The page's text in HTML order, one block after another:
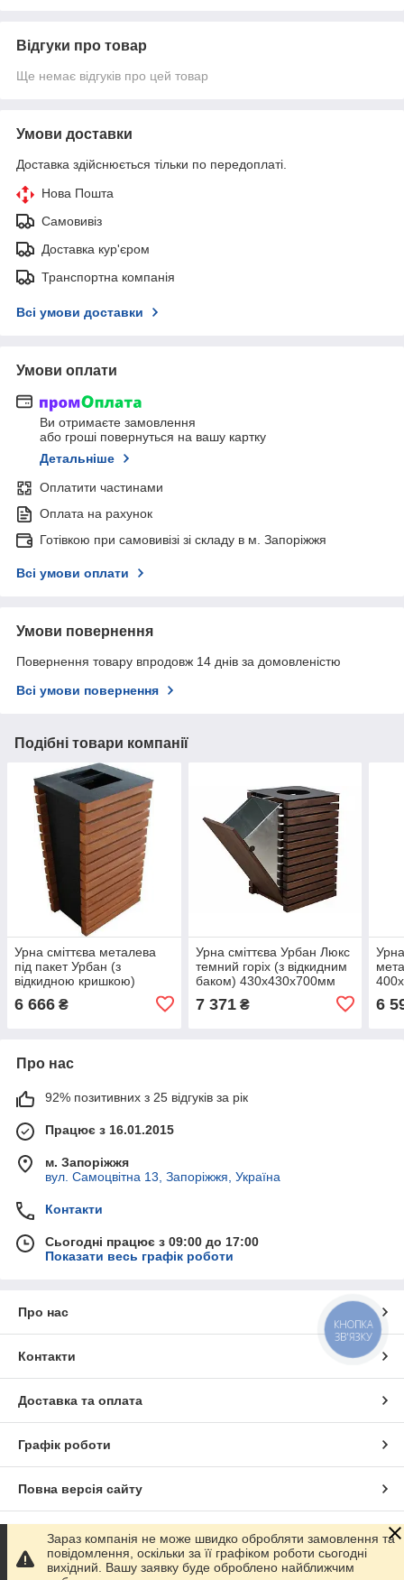
Відгуки про товар
Ще немає відгуків про цей товар
Умови доставки
Доставка здійснюється тільки по передоплаті.
Нова Пошта
Самовивіз
Доставка кур'єром
Транспортна компанія
Всі умови доставки
Умови оплати
Ви отримаєте замовлення
або гроші повернуться на вашу картку
Детальніше
Оплатити частинами
Оплата на рахунок
Готівкою при самовивізі зі складу в м. Запоріжжя
Всі умови оплати
Умови повернення
Повернення товару впродовж 14 днів за домовленістю
Всі умови повернення
Подібні товари компанії
Урна сміттєва металева
під пакет Урбан (з
відкидною кришкою)
420х430х812мм Kompred
OL509/1
6 666 ₴
Урна сміттєва Урбан Люкс
темний горіх (з відкидним
баком) 430х430х700мм
7 371₴ 6
Про нас
92% позитивних з 25 відгуків за рік
Працює з 16.01.2015
м. Запоріжжя
вул. Самоцвітна 13, Запоріжжя, Україна
Контакти
Сьогодні працює з 09:00 до 17:00
Показати весь графік роботи
Про нас
Контакти
Доставка та оплата
Графік роботи
Повна версія сайту
Сайт створено на маркетплейсі Prom.ua
Зараз компанія не може швидко обробляти замовлення та
повідомлення, оскільки за її графіком роботи сьогодні
вихідний. Вашу заявку буде оброблено найближчим
КНОПКА
ЗВ'ЯЗКУ